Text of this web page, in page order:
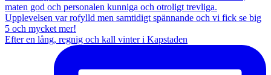
Efter en lång, regnig och kall vinter i Kapstaden